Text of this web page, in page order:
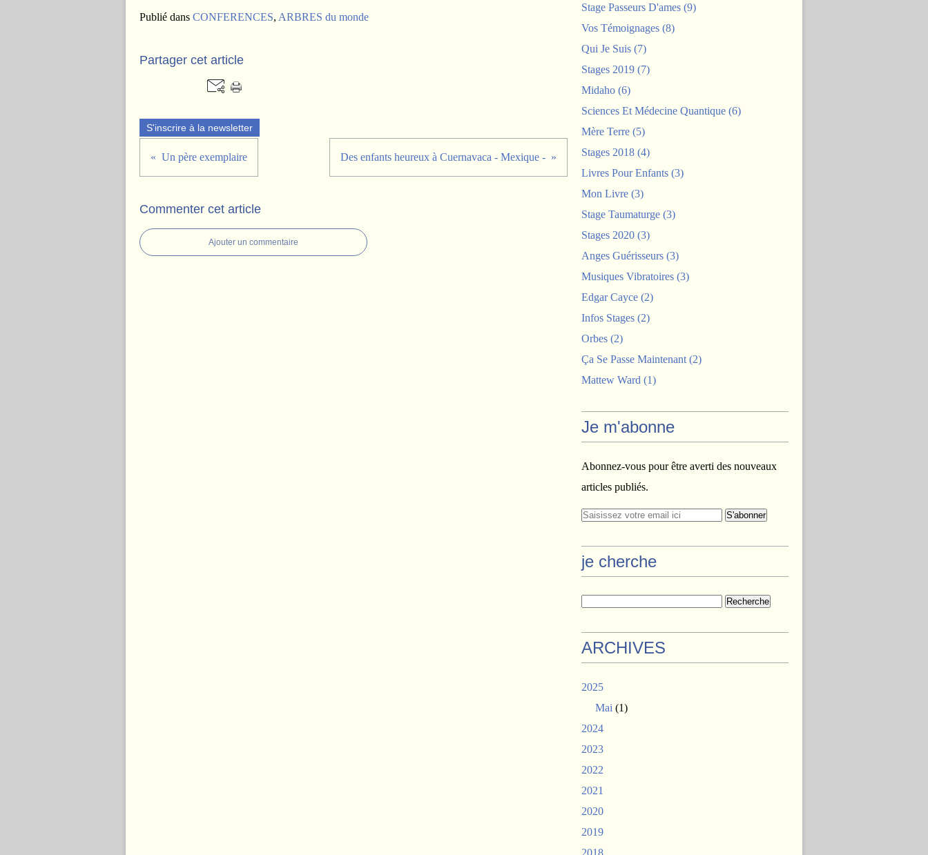
Publié dans CONFERENCES, ARBRES du monde
Partager cet article
S'inscrire à la newsletter
Un père exemplaire Des enfants heureux à Cuernavaca - Mexique -
Commenter cet article
Ajouter un commentaire
Stage Passeurs D'ames (9)
Vos Témoignages (8)
Qui Je Suis (7)
Stages 2019 (7)
Midaho (6)
Sciences Et Médecine Quantique (6)
Mère Terre (5)
Stages 2018 (4)
Livres Pour Enfants (3)
Mon Livre (3)
Stage Taumaturge (3)
Stages 2020 (3)
Anges Guérisseurs (3)
Musiques Vibratoires (3)
Edgar Cayce (2)
Infos Stages (2)
Orbes (2)
Ça Se Passe Maintenant (2)
Mattew Ward (1)
Je m'abonne
Abonnez-vous pour être averti des nouveaux
articles publiés.
je cherche
ARCHIVES
2025
Mai (1)
2024
2023
2022
2021
2020
2019
2018